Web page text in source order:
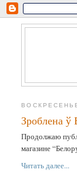
Зроблена ў
Продолжаю
магазине
Читать далее...